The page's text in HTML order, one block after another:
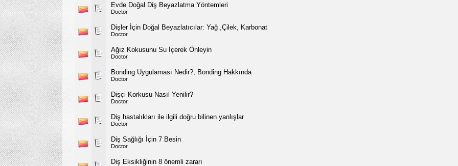
Evde Doğal Diş Beyazlatma Yöntemleri
Doctor
Dişler İçin Doğal Beyazlatıcılar: Yağ ,Çilek, Karbonat
Doctor
Ağız Kokusunu Su İçerek Önleyin
Doctor
Bonding Uygulaması Nedir?, Bonding Hakkında
Doctor
Dişçi Korkusu Nasıl Yenilir?
Doctor
Diş hastalıkları ile ilgili doğru bilinen yanlışlar
Doctor
Diş Sağlığı İçin 7 Besin
Doctor
Diş Eksikliğinin 8 önemli zararı